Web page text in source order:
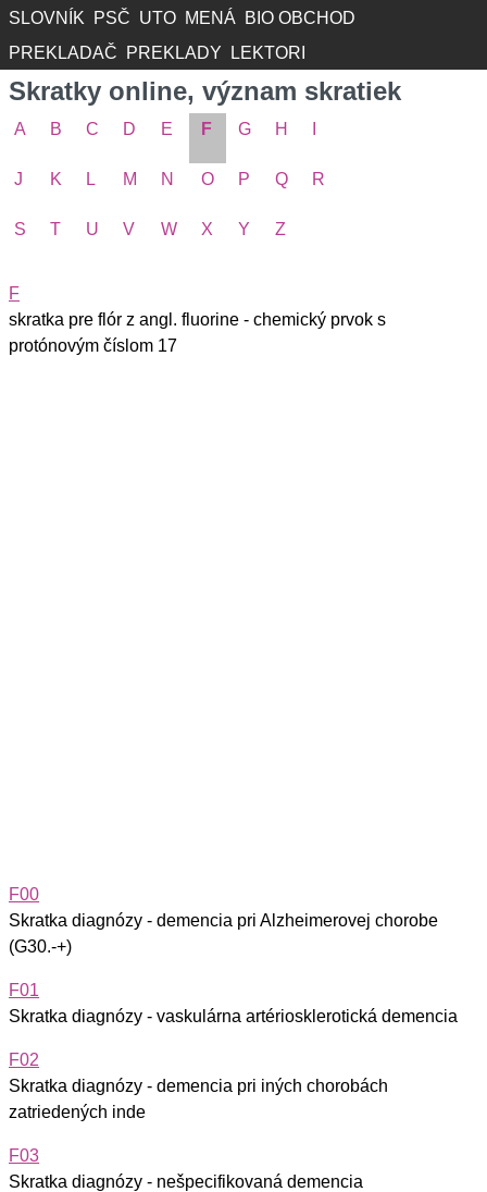
SLOVNÍK PSČ UTO MENÁ
BIO OBCHOD
PREKLADAČ
PREKLADY LEKTORI
Skratky online, význam skratiek
A B C D E F G H
J K L M N O P Q R
S T U V W X Y Z
F
skratka pre flór z angl. fluorine - chemický prvok s
protónovým číslom 17
F00
Skratka diagnózy - demencia pri Alzheimerovej chorobe
(G30.-+)
F01
Skratka diagnózy - vaskulárna artériosklerotická demencia
F02
Skratka diagnózy - demencia pri iných chorobách
zatriedených inde
F03
Skratka diagnózy - nešpecifikovaná demencia